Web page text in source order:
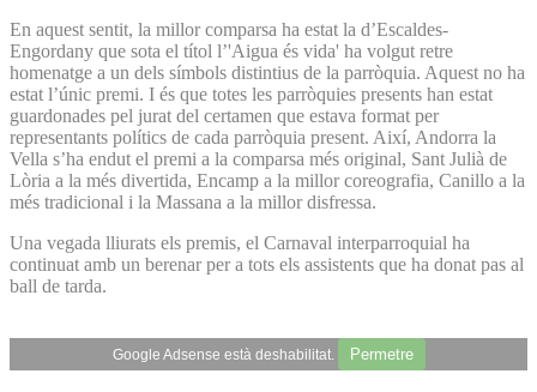
En aquest sentit, la millor comparsa ha estat la d’Escaldes-
Engordany que sota el títol l’'Aigua és vida' ha volgut retre
homenatge a un dels símbols distintius de la parròquia. Aquest no ha
estat l’únic premi. I és que totes les parròquies presents han estat
guardonades pel jurat del certamen que estava format per
representants polítics de cada parròquia present. Així, Andorra la
Vella s’ha endut el premi a la comparsa més original, Sant Julià de
Lòria a la més divertida, Encamp a la millor coreografia, Canillo a la
més tradicional i la Massana a la millor disfressa.
Una vegada lliurats els premis, el Carnaval interparroquial ha
continuat amb un berenar per a tots els assistents que ha donat pas al
ball de tarda.
Google Adsense està deshabilitat. Permetre